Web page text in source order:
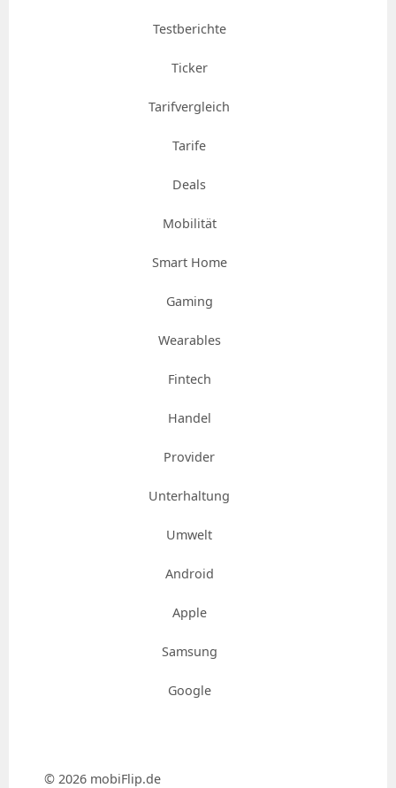
Testberichte
Ticker
Tarifvergleich
Tarife
Deals
Mobilität
Smart Home
Gaming
Wearables
Fintech
Handel
Provider
Unterhaltung
Umwelt
Android
Apple
Samsung
Google
© 2026 mobiFlip.de